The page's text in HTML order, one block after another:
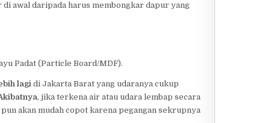
awal daripada harus membongkar dapur yang
Padat (Particle Board/MDF).
lagi di Jakarta Barat yang udaranya cukup
, jika terkena air atau udara lembap secara
akan mudah copot karena pegangan sekrupnya